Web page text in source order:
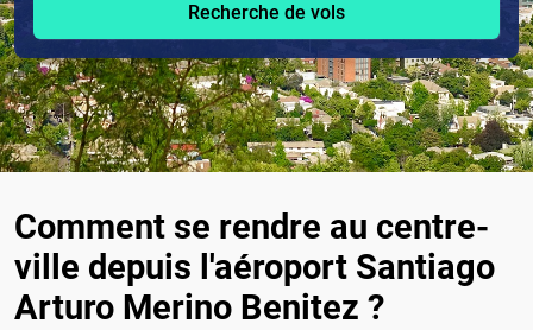
Recherche de vols
Comment se rendre au centre-
ville depuis l'aéroport Santiago
Arturo Merino Benitez ?